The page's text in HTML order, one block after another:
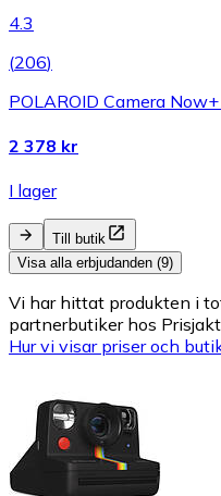
4.3
(206)
POLAROID Camera
2 378 kr
I lager
Till butik
Visa alla erbjudanden (9)
Vi har hittat produkten i
partnerbutiker hos
Hur vi visar priser och